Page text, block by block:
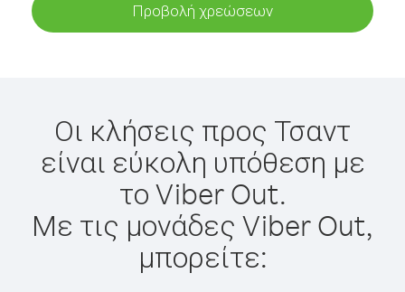
Προβολή χρεώσεων
Οι κλήσεις προς Τσαντ
είναι εύκολη υπόθεση με
το Viber Out.
Με τις μονάδες Viber Out,
μπορείτε: